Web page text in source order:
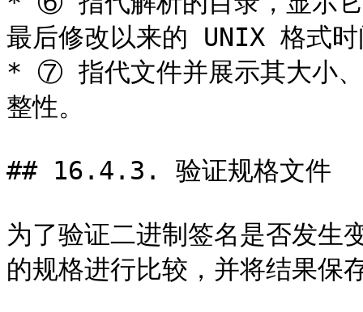
最后修改以来的 UNIX 格式时
* ⑦ 指代文件并展示其大小、
整性。
## 16.4.3. 验证规格文件
为了验证二进制签名是否发生
的规格进行比较，并将结果保